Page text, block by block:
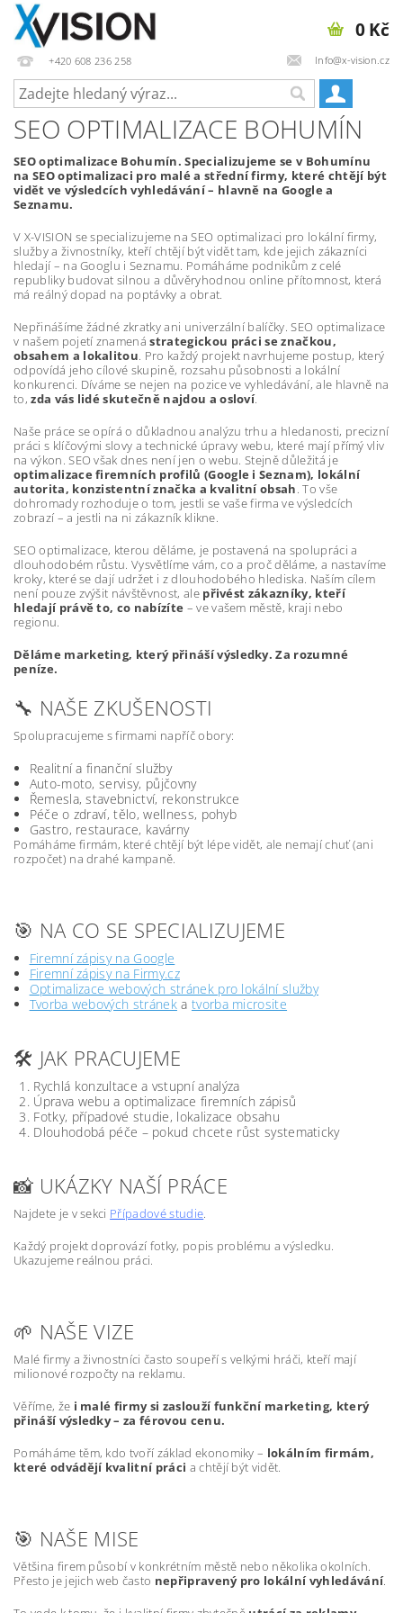
+420 608 236 258 Info@x-vision.cz
0 Kč
SEO OPTIMALIZACE BOHUMÍN
SEO optimalizace Bohumín. Specializujeme se v Bohumínu
na SEO optimalizaci pro malé a střední firmy, které chtějí být
vidět ve výsledcích vyhledávání – hlavně na Google a
Seznamu.
V X-VISION se specializujeme na SEO optimalizaci pro lokální firmy,
služby a živnostníky, kteří chtějí být vidět tam, kde jejich zákazníci
hledají – na Googlu i Seznamu. Pomáháme podnikům z celé
republiky budovat silnou a důvěryhodnou online přítomnost, která
má reálný dopad na poptávky a obrat.
Nepřinášíme žádné zkratky ani univerzální balíčky. SEO optimalizace
v našem pojetí znamenástrategickou práci se značkou,
obsahem a lokalitou. Pro každý projekt navrhujeme postup, který
odpovídá jeho cílové skupině, rozsahu působnosti a lokální
konkurenci. Díváme se nejen na pozice ve vyhledávání, ale hlavně na
to,zda vás lidé skutečně najdou a osloví.
Naše práce se opírá o důkladnou analýzu trhu a hledanosti, precizní
práci s klíčovými slovy a technické úpravy webu, které mají přímý vliv
na výkon. SEO však dnes není jen o webu. Stejně důležitá je
optimalizace firemních profilů (Google i Seznam), lokální
autorita, konzistentní značka a kvalitní obsah. To vše
dohromady rozhoduje o tom, jestli se vaše firma ve výsledcích
zobrazí – a jestli na ni zákazník klikne.
SEO optimalizace, kterou děláme, je postavená na spolupráci a
dlouhodobém růstu. Vysvětlíme vám, co a proč děláme, a nastavíme
kroky, které se dají udržet i z dlouhodobého hlediska. Naším cílem
není pouze zvýšit návštěvnost, ale přivést zákazníky, kteří
hledají právě to, co nabízíte – ve vašem městě, kraji nebo
regionu.
Děláme marketing, který přináší výsledky. Za rozumné
peníze.
🔧 NAŠE ZKUŠENOSTI
Spolupracujeme s firmami napříč obory:
Realitní a finanční služby
Auto-moto, servisy, půjčovny
Řemesla, stavebnictví, rekonstrukce
Péče o zdraví, tělo, wellness, pohyb
Gastro, restaurace, kavárny
Pomáháme firmám, které chtějí být lépe vidět, ale nemají chuť (ani
rozpočet) na drahé kampaně.
🎯 NA CO SE SPECIALIZUJEME
Firemní zápisy na Google
Firemní zápisy na Firmy.cz
Optimalizace webových stránek pro lokální služby
Tvorba webových stráneka tvorba microsite
🛠️ JAK PRACUJEME
Rychlá konzultace a vstupní analýza
Úprava webu a optimalizace firemních zápisů
Fotky, případové studie, lokalizace obsahu
Dlouhodobá péče – pokud chcete růst systematicky
📸 UKÁZKY NAŠÍ PRÁCE
Najdete je v sekci Případové studie.
Každý projekt doprovází fotky, popis problému a výsledku.
Ukazujeme reálnou práci.
🌱 NAŠE VIZE
Malé firmy a živnostníci často soupeří s velkými hráči, kteří mají
milionové rozpočty na reklamu.
Věříme, že i malé firmy si zaslouží funkční marketing, který
přináší výsledky – za férovou cenu.
Pomáháme těm, kdo tvoří základ ekonomiky – lokálním firmám,
které odvádějí kvalitní práci a chtějí být vidět.
🎯 NAŠE MISE
Většina firem působí v konkrétním městě nebo několika okolních.
Přesto je jejich web často nepřipravený pro lokální vyhledávání.